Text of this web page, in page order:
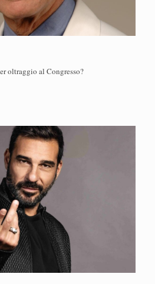
oltraggio al Congresso?